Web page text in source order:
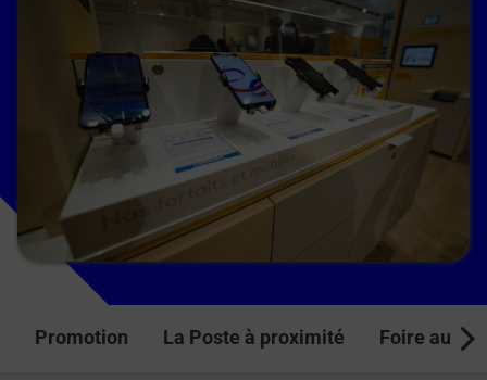
Promotion La Poste à proximité Foire aux